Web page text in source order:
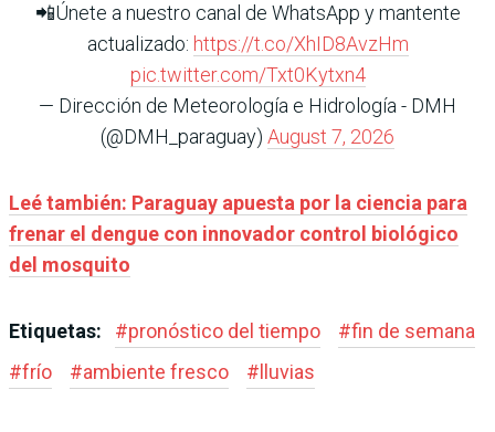
📲Únete a nuestro canal de WhatsApp y mantente
actualizado: https://t.co/XhID8AvzHm
pic.twitter.com/Txt0Kytxn4
— Dirección de Meteorología e Hidrología - DMH
(@DMH_paraguay) August 7, 2026
Leé también: Paraguay apuesta por la ciencia para
frenar el dengue con innovador control biológico
del mosquito
Etiquetas: #pronóstico del tiempo #fin de semana
#frío #ambiente fresco # lluvias